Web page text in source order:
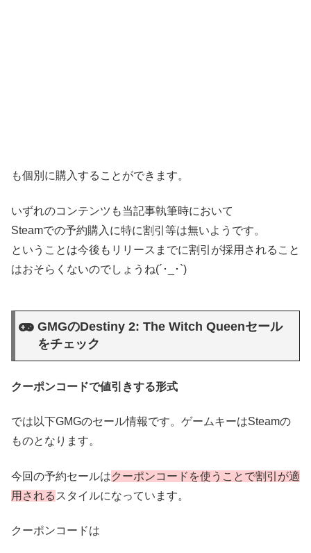
も個別に購入することができます。
いずれのコンテンツも当記事執筆時において
Steamでの予約購入に特に割引等は無いようです。
ということは今後もリリースまでに割引が採用されること
はおそらくないのでしょうね(´･_･`)
GMGのDestiny 2: The Witch Queenセール
をチェック
クーポンコードで値引きする形式
では以下GMGのセール情報です。ゲームキーはSteamの
ものとなります。
今回の予約セールはクーポンコードを使うことで割引が適
用される スタイルになっています。
クーポンコードは